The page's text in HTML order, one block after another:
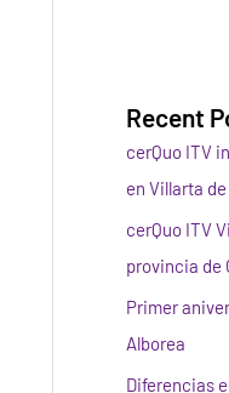
Recent
cerQuo ITV
en Villarta
cerQuo ITV
provincia de
Primer
Alborea
Diferencias